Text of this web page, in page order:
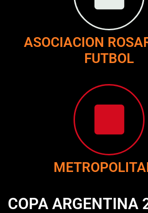
ASOCIACION
FUTBOL
COPA ARGENTINA